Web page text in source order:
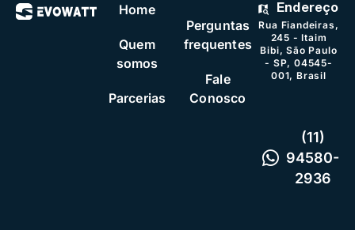
Home
Quem
somos
Parcerias
Perguntas
frequentes
Fale
Conosco
Endereço
Rua Fiandeiras,
245 - Itaim
Bibi, São Paulo
- SP, 04545-
001, Brasil
(11)
94580-
2936